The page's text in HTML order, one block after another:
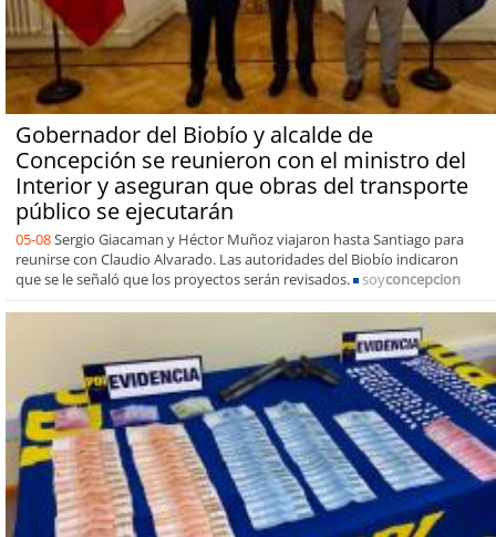
Gobernador del Biobío y alcalde de
Concepción se reunieron con el ministro del
Interior y aseguran que obras del transporte
público se ejecutarán
05-08Sergio Giacaman y Héctor Muñoz viajaron hasta Santiago para
reunirse con Claudio Alvarado. Las autoridades del Biobío indicaron
que se le señaló que los proyectos serán revisados.
soyconcepcion